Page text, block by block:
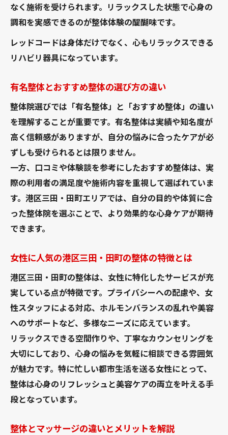
ゴッドハンドによるストレスケアの魅力
女性に寄り添う整体院が選ばれる理由
おすすめ整体の特徴と口コミ活用法
保険適用整体で無理なく通える環境づくり
整体と日常生活のストレス対策ポイント
女性専用整体院の選び方と安全性のポイン
ト
麻布十番で女性が通いやすい整体院の特徴
ゴッドハンド整体師が支持される理由
整体院のプライバシー配慮と安心感の重要
性
保険適用可能な整体院のメリットを解説
整体で心身の調和を実感するためのポイン
ト
有名整体院が提案する心と体の整え方
おすすめ整体院が支持される理由を分析
女性に人気の整体技術とその効果とは
整体ケアで生活の質が向上する理由
整体とストレスケアを両立させる秘訣
最新整体ケアがもたらす美容効果に注目
整体による美容効果とそのメカニズム
なく施術を受けられます。リラックスした状態で心身の
調和を実感できるのが整体体験の醍醐味です。
レッドコードは身体だけでなく、心もリラックスできる
リハビリ器具になっています。
有名整体とおすすめ整体の選び方の違い
整体院選びでは「有名整体」と「おすすめ整体」の違い
を理解することが重要です。有名整体は実績や知名度が
高く信頼感がありますが、自分の悩みに合ったケアが必
ずしも受けられるとは限りません。
一方、口コミや体験談を参考にしたおすすめ整体は、実
際の利用者の満足度や施術内容を重視して選ばれていま
す。港区三田・田町エリアでは、自分の目的や体質に合
った整体院を選ぶことで、より効果的な心身ケアが期待
できます。
女性に人気の港区三田・田町の整体の特徴とは
港区三田・田町の整体は、女性に特化したサービスが充
実している点が特徴です。プライバシーへの配慮や、女
性スタッフによる対応、ホルモンバランスの乱れや美容
へのサポートなど、多様なニーズに応えています。
リラックスできる空間作りや、丁寧なカウンセリングを
大切にしており、心身の悩みを気軽に相談できる雰囲気
が魅力です。特に忙しい都市生活を送る女性にとって、
整体は心身のリフレッシュと美容ケアの両立を叶える手
段となっています。
整体とマッサージの違いとメリットを解説